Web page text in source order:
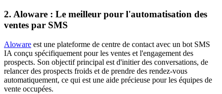
2. Aloware : Le meilleur pour l'automatisation des
ventes par SMS
Aloware est une plateforme de centre de contact avec un bot SMS
IA conçu spécifiquement pour les ventes et l'engagement des
prospects. Son objectif principal est d'initier des conversations, de
relancer des prospects froids et de prendre des rendez-vous
automatiquement, ce qui est une aide précieuse pour les équipes de
vente occupées.